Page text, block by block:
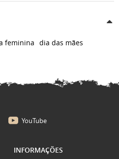
feminina dia das mães
YouTube
INFORMAÇÕES